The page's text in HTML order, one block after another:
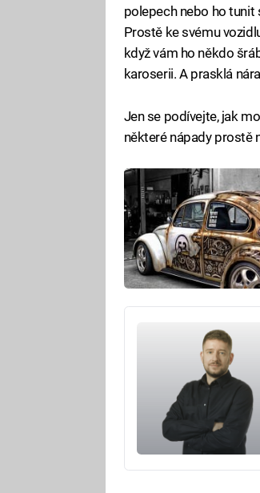
polepech nebo ho
Prostě ke svému
když vám ho někdo
karoserii. A prasklá
Jen se podívejte, jak
některé nápady prostě